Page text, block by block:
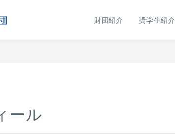
財団紹介 奨学生紹介
ール